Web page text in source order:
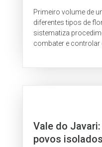
Primeiro volume de
diferentes tipos de
sistematiza
combater e controlar
Vale do
povos